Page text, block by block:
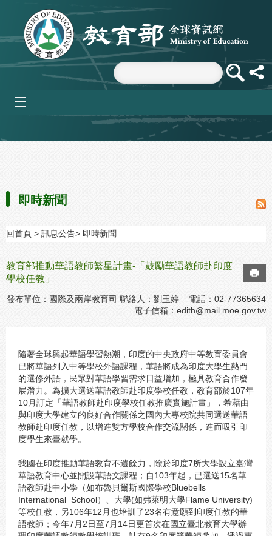
跳到主要內容區塊
:::
即時新聞
回首頁 訊息公告 即時新聞
教育部推動華語教師繁星計畫-「鼓勵華語教師赴印度
學校任教」
發布單位：國際及兩岸教育司 聯絡人：劉玉婷 電話：02-77365634
電子信箱： edith@mail.moe.gov.tw
隨著全球興起華語學習熱潮，印度的中央政府中等教育委員會
已將華語列入中等學校外語課程，華語將成為印度大學生熱門
的選修外語，民眾對華語學習需求日益增加，極具教育合作發
展潛力。為擴大選送華語教師赴印度學校任教，教育部於107年
10月訂定「華語教師赴印度學校任教推廣實施計畫」，希藉由
與印度大學建立的良好合作關係之國內大專校院共同選送華語
教師赴印度任教，以增進雙方學校合作交流關係，進而吸引印
度學生來臺就學。
我國在印度推動華語教育不遺餘力，除於印度7所大學設立臺灣
華語教育中心並開設華語文課程；自103年起，已選送15名華
語教師赴中小學（如布魯貝爾斯國際學校Bluebells
International School）、大學(如弗萊明大學Flame University)
等校任教，另106年12月也培訓了23名有意願到印度任教的華
語教師；今年7月2日至7月14日更首次在國立臺北教育大學辦